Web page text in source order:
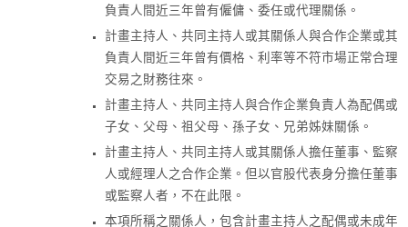
負責人間近三年曾有僱傭、委任或代理關係。
計畫主持人、共同主持人或其關係人與合作企業或其
負責人間近三年曾有價格、利率等不符市場正常合理
交易之財務往來。
計畫主持人、共同主持人與合作企業負責人為配偶或
子女、父母、祖父母、孫子女、兄弟姊妹關係。
計畫主持人、共同主持人或其關係人擔任董事、監察
人或經理人之合作企業。但以官股代表身分擔任董事
或監察人者，不在此限。
本項所稱之關係人，包含計畫主持人之配偶或未成年